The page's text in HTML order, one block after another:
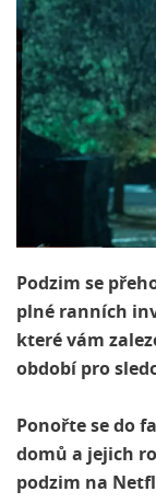
Podzim se
plné ranních
které vám
období pro
Ponořte se do
domů a jejich
podzim na